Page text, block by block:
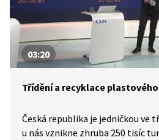
03:20
Třídění a recyklace
Česká republika je jedničkou ve
u nás vznikne zhruba 250 tisíc